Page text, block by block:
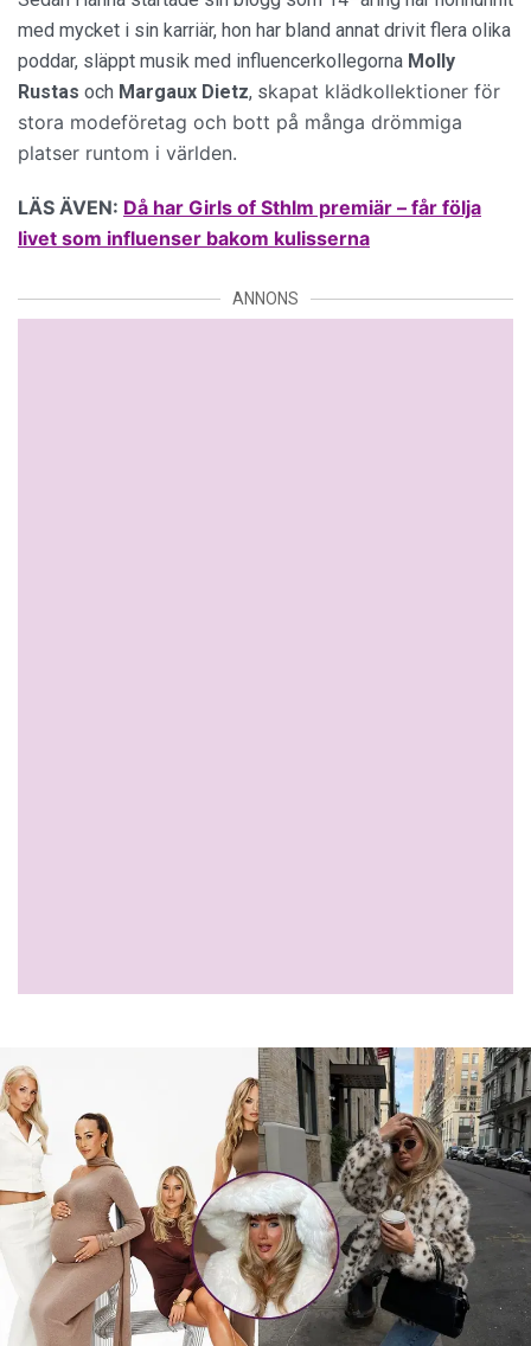
med mycket i sin karriär, hon har bland annat drivit flera olika
poddar, släppt musik med influencerkollegorna Molly
Rustas och Margaux Dietz, skapat klädkollektioner för
stora modeföretag och bott på många drömmiga
platser runtom i världen.
LÄS ÄVEN: Då har Girls of Sthlm premiär – får följa
livet som influenser bakom kulisserna
ANNONS